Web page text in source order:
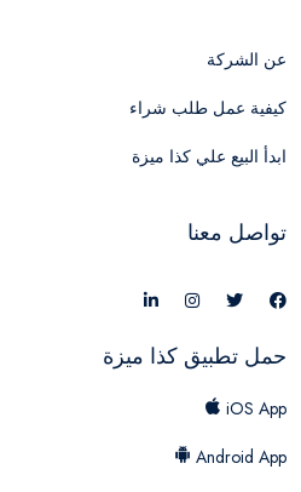
عن الشركة
كيفية عمل طلب شراء
ابدأ البيع علي كذا ميزة
تواصل معنا
حمل تطبيق كذا ميزة
iOS App
Android App